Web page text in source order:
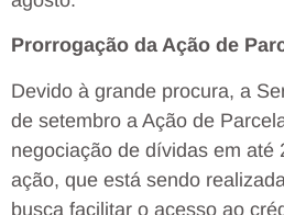
Prorrogação da Ação de
Devido à grande procura, a
de setembro a Ação de
negociação de dívidas em até
ação, que está sendo
busca facilitar o acesso ao